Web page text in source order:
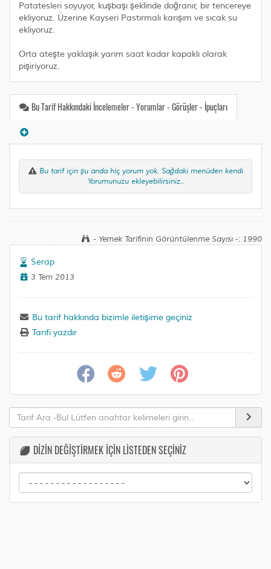
Patatesleri soyuyor, kuşbaşı şeklinde doğranır, bir tencereye
ekliyoruz. Üzerine Kayseri Pastırmalı karışım ve sıcak su
ekliyoruz.
Orta ateşte yaklaşık yarım saat kadar kapaklı olarak
pişiriyoruz.
Bu Tarif Hakkındaki İncelemeler - Yorumlar - Görüşler - İpuçları
Bu tarif için şu anda hiç yorum yok. Sağdaki menüden kendi
Yorumunuzu ekleyebilirsiniz..
- Yemek Tarifinin Görüntülenme Sayısı -: 1990
Serap
3 Tem 2013
Bu tarif hakkında bizimle iletişime geçiniz
Tarifi yazdır
DİZİN DEĞİŞTİRMEK İÇİN LİSTEDEN SEÇİNİZ